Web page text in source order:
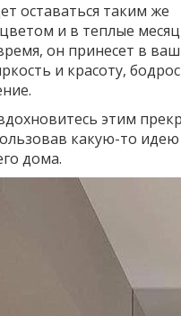
оставаться таким же
и в теплые
он принесет в
и красоту,
этим
какую-то идею
дома.